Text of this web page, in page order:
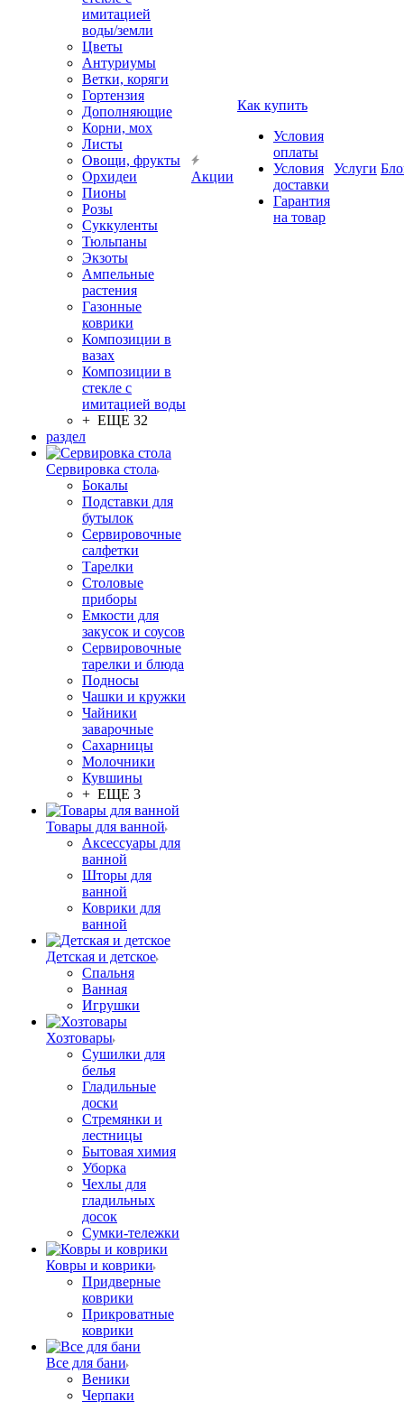
имитацией
воды/земли
Цветы
Антуриумы
Ветки, коряги
Гортензия
Дополняющие
Корни, мох
Листы
Овощи, фрукты
Орхидеи
Пионы
Розы
Суккуленты
Тюльпаны
Экзоты
Ампельные
растения
Газонные
коврики
Композиции в
вазах
Композиции в
стекле с
имитацией воды
+ ЕЩЕ 32
раздел
Сервировка стола
Бокалы
Подставки для
бутылок
Сервировочные
салфетки
Тарелки
Столовые
приборы
Емкости для
закусок и соусов
Сервировочные
тарелки и блюда
Подносы
Чашки и кружки
Чайники
заварочные
Сахарницы
Молочники
Кувшины
+ ЕЩЕ 3
Товары для ванной
Аксессуары для
ванной
Шторы для
ванной
Коврики для
ванной
Детская и детское
Спальня
Ванная
Игрушки
Хозтовары
Сушилки для
белья
Гладильные
доски
Стремянки и
лестницы
Бытовая химия
Уборка
Чехлы для
гладильных
досок
Сумки-тележки
Ковры и коврики
Придверные
коврики
Прикроватные
коврики
Все для бани
Веники
Черпаки
Акции
Как купить
Условия
оплаты
Условия
доставки
Гарантия
на товар
Услуги